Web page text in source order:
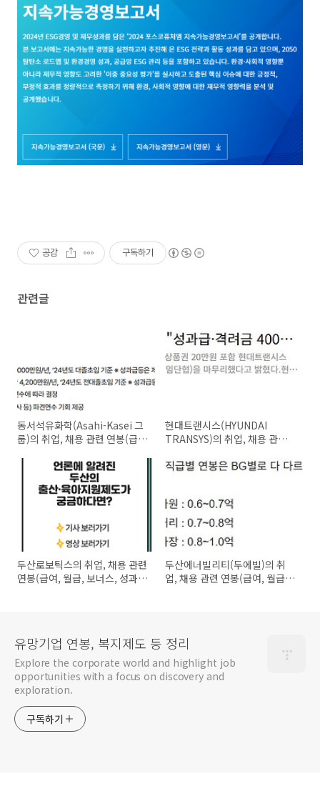
공감 구독하기
관련글
동서석유화학(Asahi-Kasei 그
룹)의 취업, 채용 관련 연봉(급
금, 상여급, 상여금, 수당, 초봉,
초임), 인재상, 근무지, 복지제도
(복리후생), 지속가능경영보고
서 등 정리
현대트랜시스(HYUNDAI
TRANSYS)의 취업, 채용 관련
급, 성과금, 상여급, 상여금, 수
보고서 등 정리
두산로보틱스의 취업, 채용 관련
연봉(급여, 월급, 보너스, 성과
두산에너빌리티(두에빌)의 취
업, 채용 관련 연봉(급여, 월급,
유망기업 연봉, 복지제도 등 정리
Explore the corporate world and highlight job
opportunities with a focus on discovery and
exploration.
구독하기